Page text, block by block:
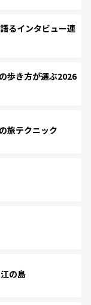
るインタビュー連
歩き方が選ぶ2026
旅テクニック
の島